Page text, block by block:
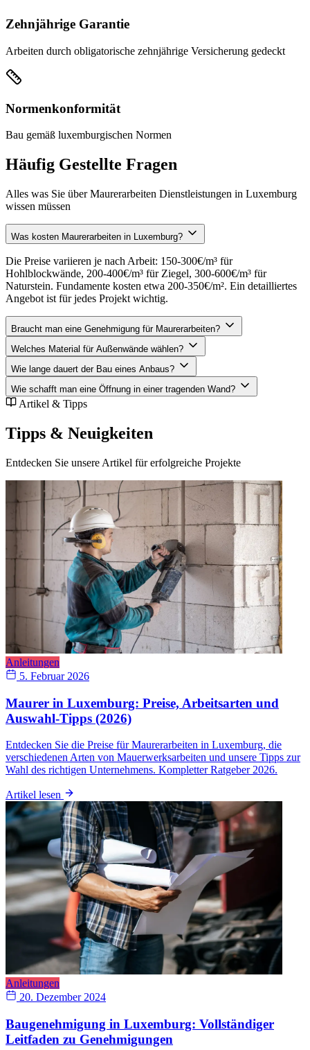
Zehnjährige Garantie
Arbeiten durch obligatorische zehnjährige Versicherung gedeckt
Normenkonformität
Bau gemäß luxemburgischen Normen
Häufig Gestellte Fragen
Alles was Sie über Maurerarbeiten Dienstleistungen in Luxemburg
wissen müssen
Was kosten Maurerarbeiten in Luxemburg?
Die Preise variieren je nach Arbeit: 150-300€/m³ für
Hohlblockwände, 200-400€/m³ für Ziegel, 300-600€/m³ für
Naturstein. Fundamente kosten etwa 200-350€/m². Ein detailliertes
Angebot ist für jedes Projekt wichtig.
Braucht man eine Genehmigung für Maurerarbeiten?
Welches Material für Außenwände wählen?
Wie lange dauert der Bau eines Anbaus?
Wie schafft man eine Öffnung in einer tragenden Wand?
Artikel & Tipps
Tipps & Neuigkeiten
Entdecken Sie unsere Artikel für erfolgreiche Projekte
Anleitungen
5. Februar 2026
Maurer in Luxemburg: Preise, Arbeitsarten und
Auswahl-Tipps (2026)
Entdecken Sie die Preise für Maurerarbeiten in Luxemburg, die
verschiedenen Arten von Mauerwerksarbeiten und unsere Tipps zur
Wahl des richtigen Unternehmens. Kompletter Ratgeber 2026.
Artikel lesen
Anleitungen
20. Dezember 2024
Baugenehmigung in Luxemburg: Vollständiger
Leitfaden zu Genehmigungen